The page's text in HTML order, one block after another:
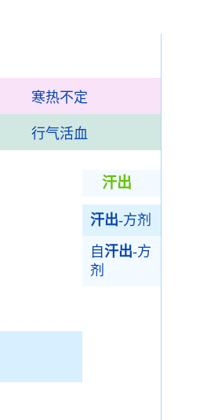
寒热不定
行气活血
汗出
汗出-方剂
自 汗出-方
剂